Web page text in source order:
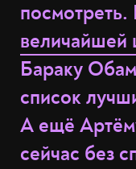
величайшей
Бараку
список
А ещё
сейчас без